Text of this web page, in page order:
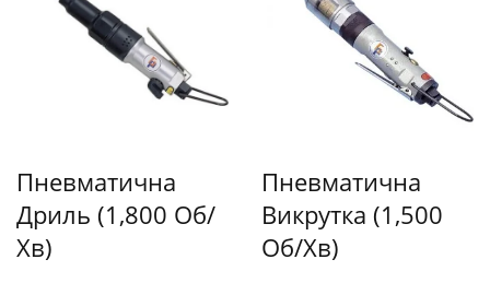
Пневматична
Дриль (1,800 Об/
Хв)
Пневматична
Викрутка (1,500
Об/хв)